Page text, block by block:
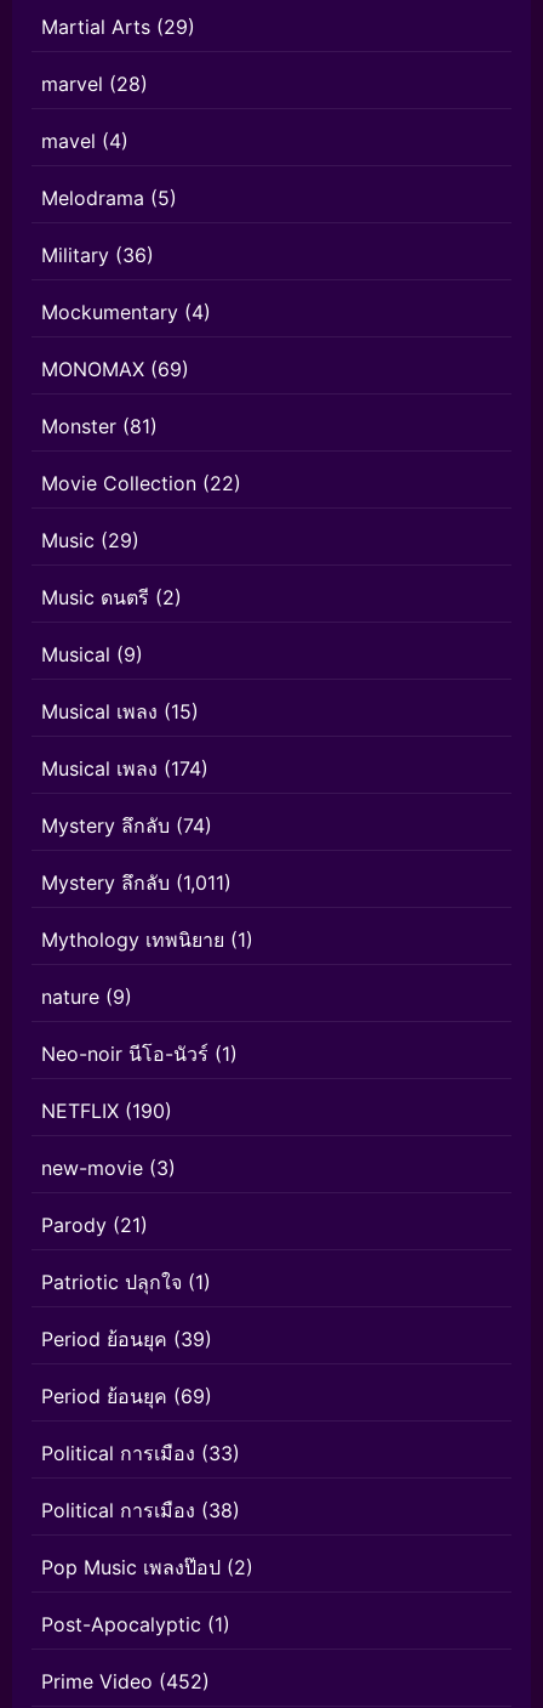
Martial Arts (29)
marvel (28)
mavel (4)
Melodrama (5)
Military (36)
Mockumentary (4)
MONOMAX (69)
Monster (81)
Movie Collection (22)
Music (29)
Music ดนตรี (2)
Musical (9)
Musical เพลง (15)
Musical เพลง (174)
Mystery ลึกลับ (74)
Mystery ลึกลับ (1,011)
Mythology เทพนิยาย (1)
nature (9)
Neo-noir นีโอ-นัวร์ (1)
NETFLIX (190)
new-movie (3)
Parody (21)
Patriotic ปลุกใจ (1)
Period ย้อนยุค (39)
Period ย้อนยุค (69)
Political การเมือง (33)
Political การเมือง (38)
Pop Music เพลงป๊อป (2)
Post-Apocalyptic (1)
Prime Video (452)